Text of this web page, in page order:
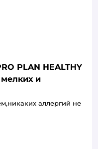
PLAN HEALTHY
мелких и
аллергий не